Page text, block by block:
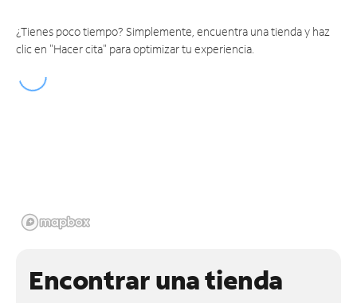
¿Tienes poco tiempo? Simplemente, encuentra una tienda y haz
clic en "Hacer cita" para optimizar tu experiencia.
Encontrar una tienda